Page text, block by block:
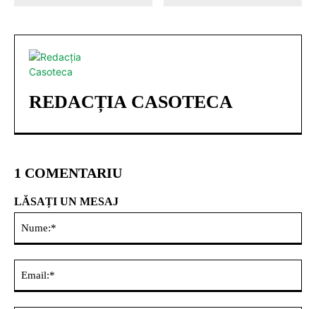
REDACȚIA CASOTECA
1 COMENTARIU
LĂSAȚI UN MESAJ